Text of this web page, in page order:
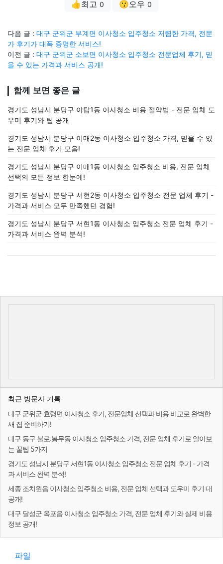
👍최고 0 😗오우 0
다음 글 : 대구 군위군 부계면 이사청소 입주청소 저렴한 가격, 전문
가 후기가 대폭 증명한 서비스!
이전 글 : 대구 군위군 소보면 이사청소 입주청소 전문업체 후기, 믿
을 수 있는 가격과 서비스 공개!
함께 보면 좋은 글
경기도 성남시 분당구 야탑1동 이사청소 비용 절약법 - 전문 업체 도
우미 후기와 팁 공개
경기도 성남시 분당구 이매2동 이사청소 입주청소 가격, 믿을 수 있
는 전문 업체 후기 모음!
경기도 성남시 분당구 이매1동 이사청소 입주청소 비용, 전문 업체
선택의 모든 정보 한눈에!
경기도 성남시 분당구 서현2동 이사청소 입주청소 전문 업체 후기 -
가격과 서비스 모두 만족했던 경험!
경기도 성남시 분당구 서현1동 이사청소 입주청소 전문 업체 후기 -
가격과 서비스 완벽 분석!
최근 방문자 기록
대구 군위군 효령면 이사청소 후기, 전문업체 선택과 비용 비교로 완벽한
새 집 준비하기!
대구 동구 불로.봉무동 이사청소 입주청소 가격, 전문 업체 후기로 알아보
는 꿀팁 5가지
경기도 성남시 분당구 서현1동 이사청소 입주청소 전문 업체 후기 - 가격
과 서비스 완벽 분석!
세종 조치원읍 이사청소 입주청소 비용, 전문 업체 선택과 도우미 후기 대
공개!
대구 달성군 옥포읍 이사청소 입주청소 가격, 전문 업체 후기와 실제 비용
정보 공개!
파일